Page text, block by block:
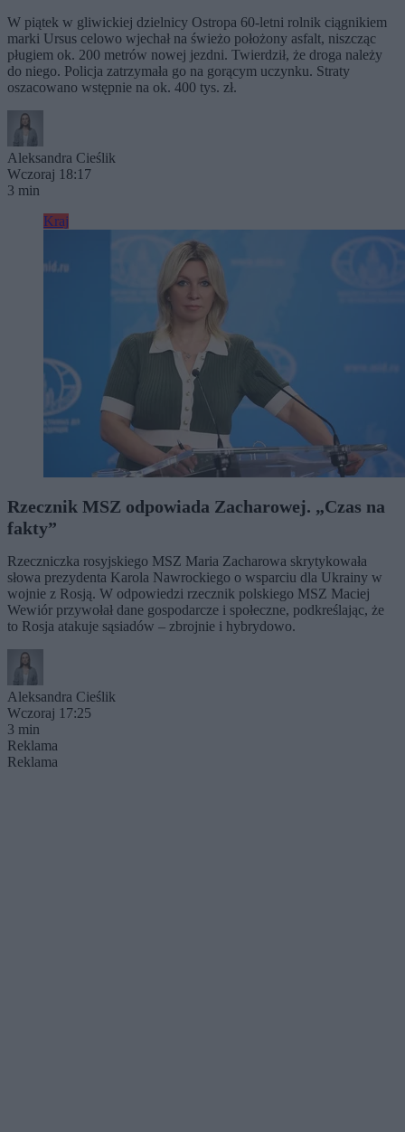
W piątek w gliwickiej dzielnicy Ostropa 60-letni rolnik ciągnikiem
marki Ursus celowo wjechał na świeżo położony asfalt, niszcząc
pługiem ok. 200 metrów nowej jezdni. Twierdził, że droga należy
do niego. Policja zatrzymała go na gorącym uczynku. Straty
oszacowano wstępnie na ok. 400 tys. zł.
Aleksandra Cieślik
Wczoraj 18:17
3 min
Kraj
Rzecznik MSZ odpowiada Zacharowej. „Czas na
fakty”
Rzeczniczka rosyjskiego MSZ Maria Zacharowa skrytykowała
słowa prezydenta Karola Nawrockiego o wsparciu dla Ukrainy w
wojnie z Rosją. W odpowiedzi rzecznik polskiego MSZ Maciej
Wewiór przywołał dane gospodarcze i społeczne, podkreślając, że
to Rosja atakuje sąsiadów – zbrojnie i hybrydowo.
Aleksandra Cieślik
Wczoraj 17:25
3 min
Reklama
Reklama